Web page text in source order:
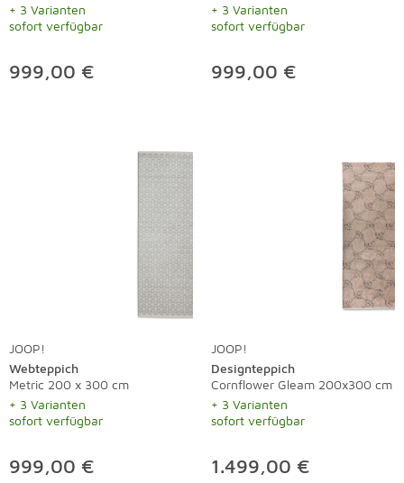
+ 3 Varianten
sofort verfügbar
999,00 €
+ 3 Varianten
sofort verfügbar
999,00 €
JOOP!
Webteppich
Metric 200 x 300 cm
+ 3 Varianten
sofort verfügbar
999,00 €
JOOP!
Designteppich
Cornflower Gleam 200x300 cm
+ 3 Varianten
sofort verfügbar
1.499,00 €